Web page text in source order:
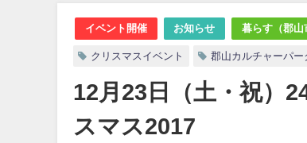
イベント開催 お知らせ 暮らす（郡山
クリスマスイベント 郡山カルチャーパー
12月23日（土・祝）
スマス2017